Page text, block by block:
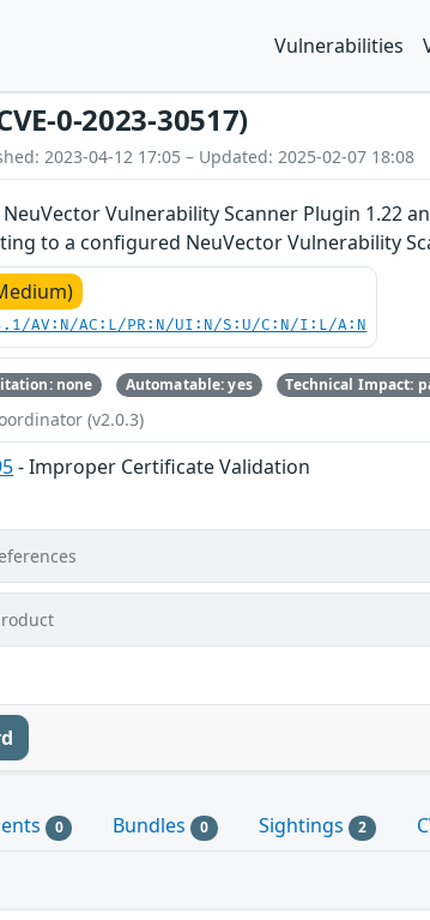
Vulnerabilities
0-2023-30517)
2023-04-12 17:05 – Updated: 2025-02-07 18:08
NeuVector Vulnerability Scanner Plugin 1.22
to a configured NeuVector Vulnerability
AV:N/AC:L/PR:N/UI:N/S:U/C:N/I:L/A:N
none Automatable: yes Technical Impact:
(v2.0.3)
- Improper Certificate Validation
0 Bundles 0 Sightings 2